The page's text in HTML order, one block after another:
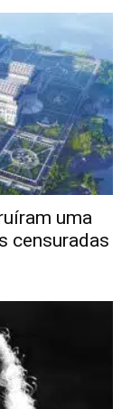
uma
censuradas